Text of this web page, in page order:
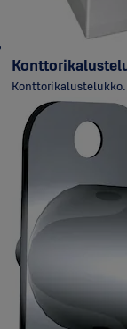
Konttorikalustelukko.